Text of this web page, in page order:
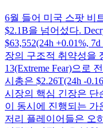
6월 들어 미국 스팟 비
$2.1B을 넘어섰다.
$63,552(24h +0.01%,
장의 구조적 취약성을
13(Extreme Fear)으로
시총은 $2.26T(24h -
시장의 핵심 긴장은 단
이 동시에 진행되는 가
저리 플레이어들은 오